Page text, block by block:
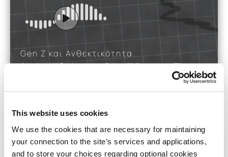
This website uses cookies
We use the cookies that are necessary for maintaining
your connection to the site’s services and applications,
and to store your choices regarding optional cookies
εξελισσόμενο, τεχνολογικά καθοδηγούμενο
κόσμο. Read more
Gen Z και Ανθεκτικότητα
19. InnoSphere – Scroll Detox – Το
iMEdD Podcasts
Σε αυτό το podcast, διερευνούμε το παράδοξο της
Gen Z: η πιο συνδεδεμένη γενιά αντιμετωπίζει